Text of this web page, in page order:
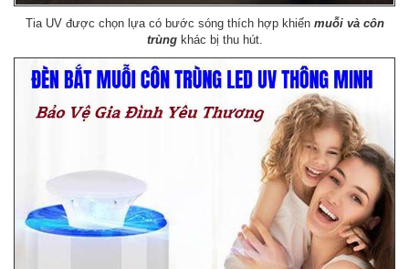
Tia UV được chọn lựa có bước sóng thích hợp khiến muỗi và côn
trùngkhác bị thu hút.